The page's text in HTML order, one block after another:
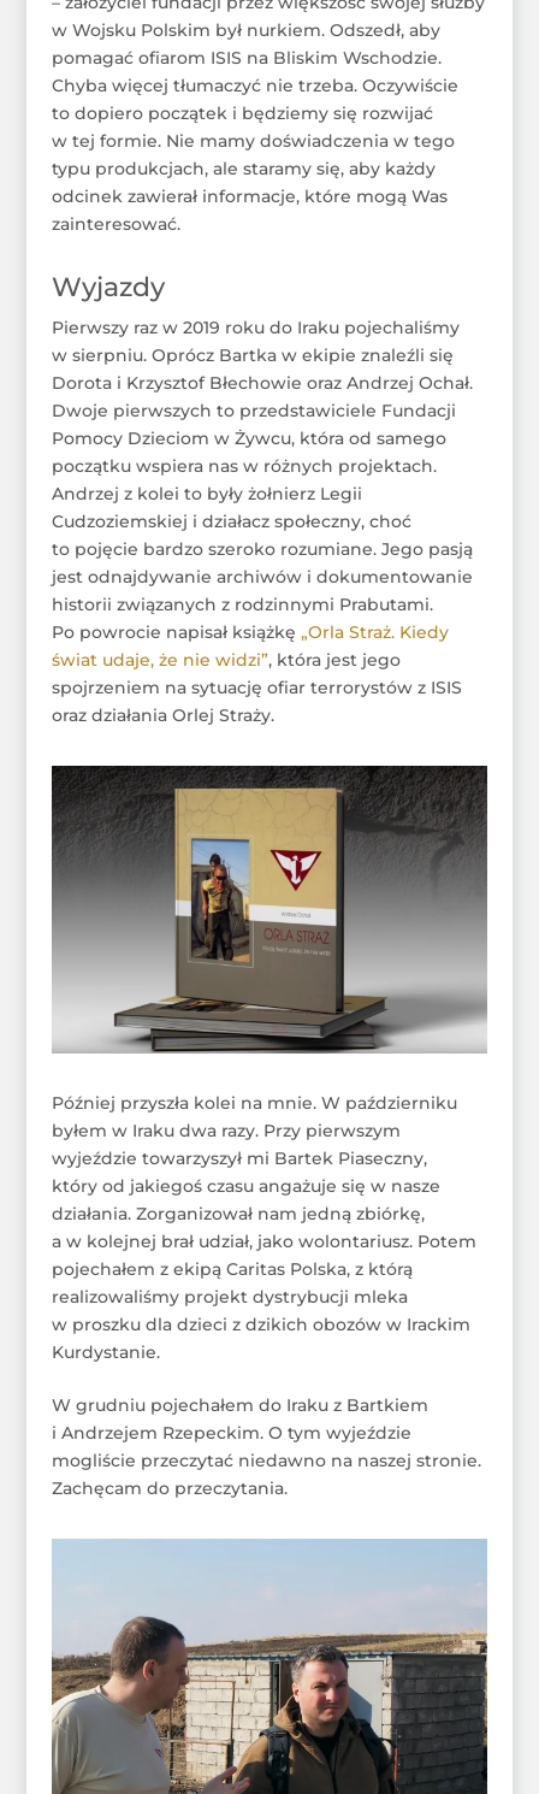
w Wojsku Polskim był nurkiem. Odszedł, aby
pomagać ofiarom ISIS na Bliskim Wschodzie.
Chyba więcej tłumaczyć nie trzeba. Oczywiście
to dopiero początek i będziemy się rozwijać
w tej formie. Nie mamy doświadczenia w tego
typu produkcjach, ale staramy się, aby każdy
odcinek zawierał informacje, które mogą Was
zainteresować.
Wyjazdy
Pierwszy raz w 2019 roku do Iraku pojechaliśmy
w sierpniu. Oprócz Bartka w ekipie znaleźli się
Dorota i Krzysztof Błechowie oraz Andrzej Ochał.
Dwoje pierwszych to przedstawiciele Fundacji
Pomocy Dzieciom w Żywcu, która od samego
początku wspiera nas w różnych projektach.
Andrzej z kolei to były żołnierz Legii
Cudzoziemskiej i działacz społeczny, choć
to pojęcie bardzo szeroko rozumiane. Jego pasją
jest odnajdywanie archiwów i dokumentowanie
historii związanych z rodzinnymi Prabutami.
Po powrocie napisał książkę „Orla Straż. Kiedy
świat udaje, że nie widzi”, która jest jego
spojrzeniem na sytuację ofiar terrorystów z ISIS
oraz działania Orlej Straży.
Później przyszła kolei na mnie. W październiku
byłem w Iraku dwa razy. Przy pierwszym
wyjeździe towarzyszył mi Bartek Piaseczny,
który od jakiegoś czasu angażuje się w nasze
działania. Zorganizował nam jedną zbiórkę,
a w kolejnej brał udział, jako wolontariusz. Potem
pojechałem z ekipą Caritas Polska, z którą
realizowaliśmy projekt dystrybucji mleka
w proszku dla dzieci z dzikich obozów w Irackim
Kurdystanie.
W grudniu pojechałem do Iraku z Bartkiem
i Andrzejem Rzepeckim. O tym wyjeździe
mogliście przeczytać niedawno na naszej stronie.
Zachęcam do przeczytania.